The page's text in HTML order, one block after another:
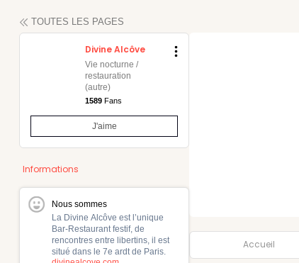
TOUTES LES PAGES
Divine Alcôve
Vie nocturne /
restauration
(autre)
1589 Fans
J'aime
Informations
Nous sommes
La Divine Alcôve est l’unique
Bar-Restaurant festif, de
rencontres entre libertins, il est
situé dans le 7e ardt de Paris.
Accueil